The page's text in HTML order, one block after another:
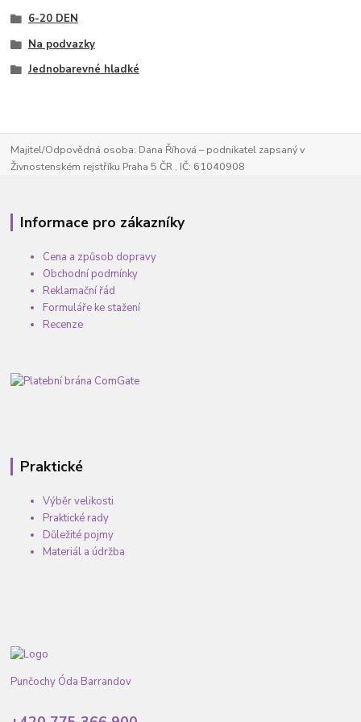
6-20 DEN
Na podvazky
Jednobarevné hladké
Majitel/Odpovědná osoba: Dana Říhová – podnikatel zapsaný v
Živnostenském rejstříku Praha 5 ČR , IČ: 61040908
Informace pro zákazníky
Cena a způsob dopravy
Obchodní podmínky
Reklamační řád
Formuláře ke stažení
Recenze
Praktické
Výběr velikosti
Praktické rady
Důležité pojmy
Materiál a údržba
Punčochy Óda Barrandov